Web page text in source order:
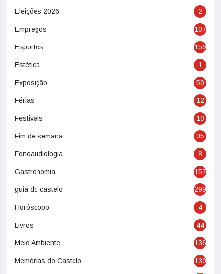
Eleições 2026 2
Empregos 107
Esportes 159
Estética 1
Exposição 50
Férias 12
Festivais 10
Fim de semana 35
Fonoaudiologia 8
Gastronomia 157
guia do castelo 299
Horóscopo 4
Livros 44
Meio Ambiente 136
Memórias do Castelo 130